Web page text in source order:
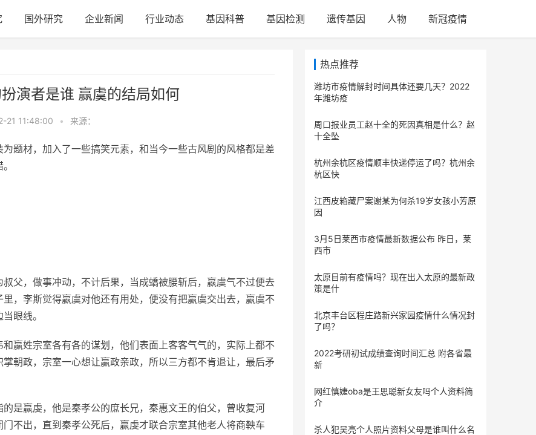
国外研究 企业新闻 行业动态 基因科普 基因检测 遗传基因 人物 新冠疫情
扮演者是谁 赢虞的结局如何
21 11:48:00 • 来源：
题材，加入了一些搞笑元素，和当今一些古风剧的风格都是差
父，做事冲动，不计后果，当成蟜被腰斩后，嬴虞气不过便去
，李斯觉得嬴虞对他还有用处，便没有把嬴虞交出去，嬴虞不
眼线。
嬴姓宗室各有各的谋划，他们表面上客客气气的，实际上都不
朝政，宗室一心想让嬴政亲政，所以三方都不肯退让，最后矛
是赢虔，他是秦孝公的庶长兄，秦惠文王的伯父，曾收复河
不出，直到秦孝公死后，赢虔才联合宗室其他老人将商鞅车
热点推荐
潍坊市疫情解封时间具体还要几天？2022
年潍坊疫
周口报业员工赵十全的死因真相是什么？赵
十全坠
杭州余杭区疫情顺丰快递停运了吗？杭州余
杭区快
江西皮箱藏尸案谢某为何杀19岁女孩小芳原
因
3月5日莱西市疫情最新数据公布 昨日，莱
西市
太原目前有疫情吗？现在出入太原的最新政
策是什
北京丰台区程庄路新兴家园疫情什么情况封
了吗？
2022考研初试成绩查询时间汇总 附各省最
新
网红慎婕oba是王思聪新女友吗个人资料简
介
杀人犯吴亮个人照片资料父母是谁叫什么名